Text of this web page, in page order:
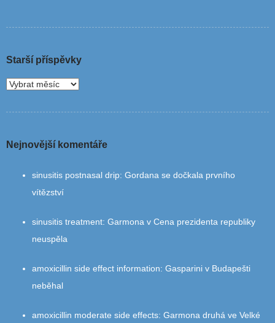
Starší příspěvky
Nejnovější komentáře
sinusitis postnasal drip: Gordana se dočkala prvního
vítězství
sinusitis treatment: Garmona v Cena prezidenta republiky
neuspěla
amoxicillin side effect information: Gasparini v Budapešti
neběhal
amoxicillin moderate side effects: Garmona druhá ve Velké